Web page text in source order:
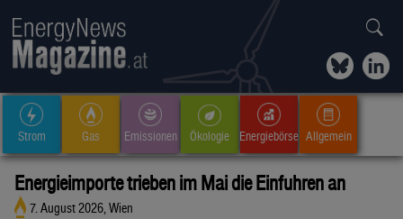
Strom Gas Emissionen Ökologie Energiebörse Allgemein
Energieimporte trieben im Mai die Einfuhren an
7. August 2026, Wien